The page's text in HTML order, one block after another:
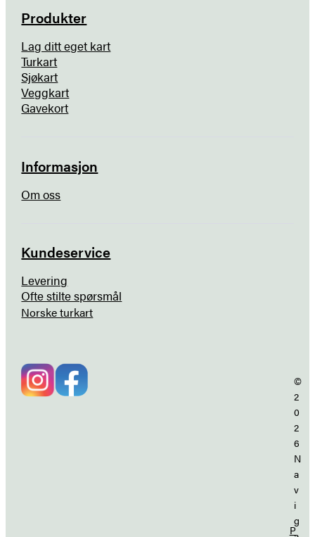
Produkter
Lag ditt eget kart
Turkart
Sjøkart
Veggkart
Gavekort
Informasjon
Om oss
Kundeservice
Levering
Ofte stilte spørsmål
Norske turkart
P
©
2
0
2
6
N
a
v
i
g